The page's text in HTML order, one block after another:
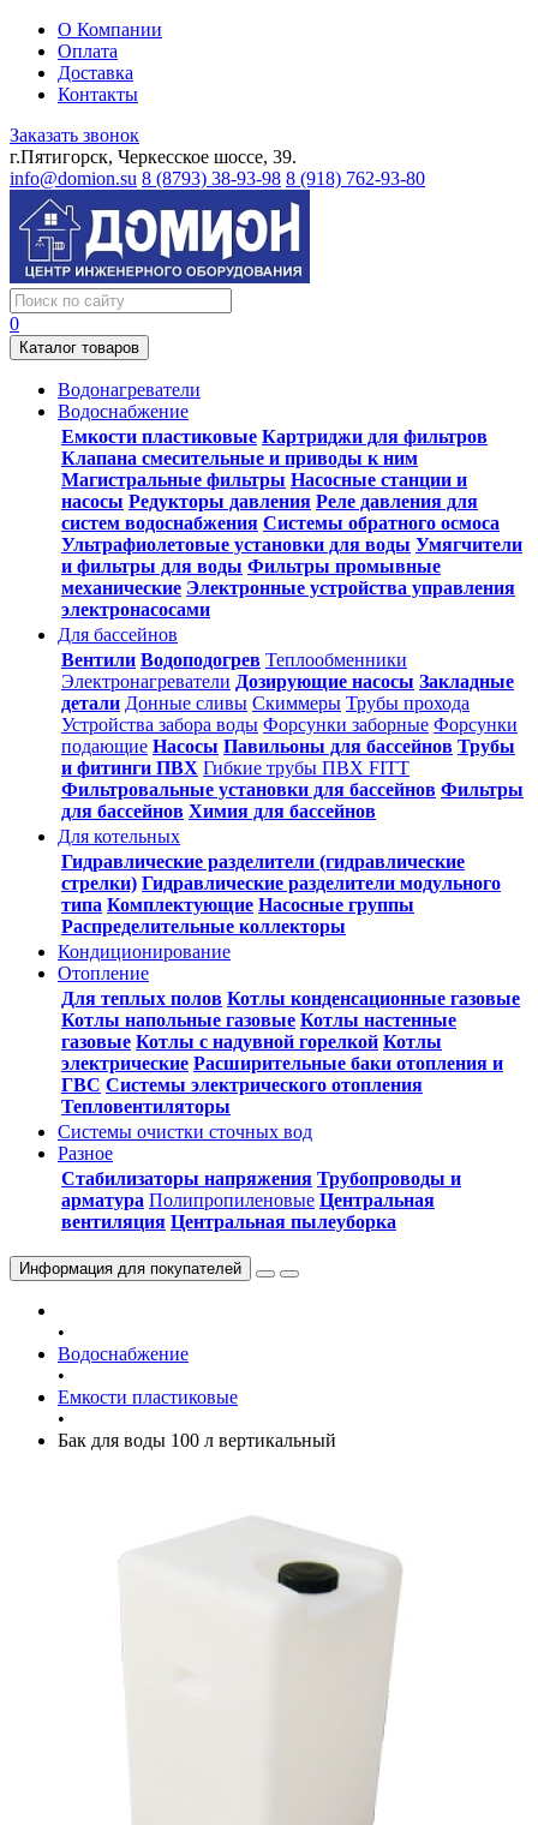
О Компании
Оплата
Доставка
Контакты
Заказать звонок
г.Пятигорск, Черкесское шоссе, 39.
info@domion.su 8 (8793) 38-93-98 8 (918) 762-93-80
0
Каталог товаров
Водонагреватели
Водоснабжение
Емкости пластиковые Картриджи для фильтров
Клапана смесительные и приводы к ним
Магистральные фильтры Насосные станции и
насосы Редукторы давления Реле давления для
систем водоснабжения Системы обратного осмоса
Ультрафиолетовые установки для воды Умягчители
и фильтры для воды Фильтры промывные
механические Электронные устройства управления
электронасосами
Для бассейнов
Вентили Водоподогрев Теплообменники
Электронагреватели Дозирующие насосы Закладные
детали Донные сливы Скиммеры Трубы прохода
Устройства забора воды Форсунки заборные Форсунки
подающие Насосы Павильоны для бассейнов Трубы
и фитинги ПВХ Гибкие трубы ПВХ FITT
Фильтровальные установки для бассейнов Фильтры
для бассейнов Химия для бассейнов
Для котельных
Гидравлические разделители (гидравлические
стрелки) Гидравлические разделители модульного
типа Комплектующие Насосные группы
Распределительные коллекторы
Кондиционирование
Отопление
Для теплых полов Котлы конденсационные газовые
Котлы напольные газовые Котлы настенные
газовые Котлы с надувной горелкой Котлы
электрические Расширительные баки отопления и
ГВС Системы электрического отопления
Тепловентиляторы
Системы очистки сточных вод
Разное
Стабилизаторы напряжения Трубопроводы и
арматура Полипропиленовые Центральная
вентиляция Центральная пылеуборка
Информация для покупателей
•
Водоснабжение
•
Емкости пластиковые
•
Бак для воды 100 л вертикальный